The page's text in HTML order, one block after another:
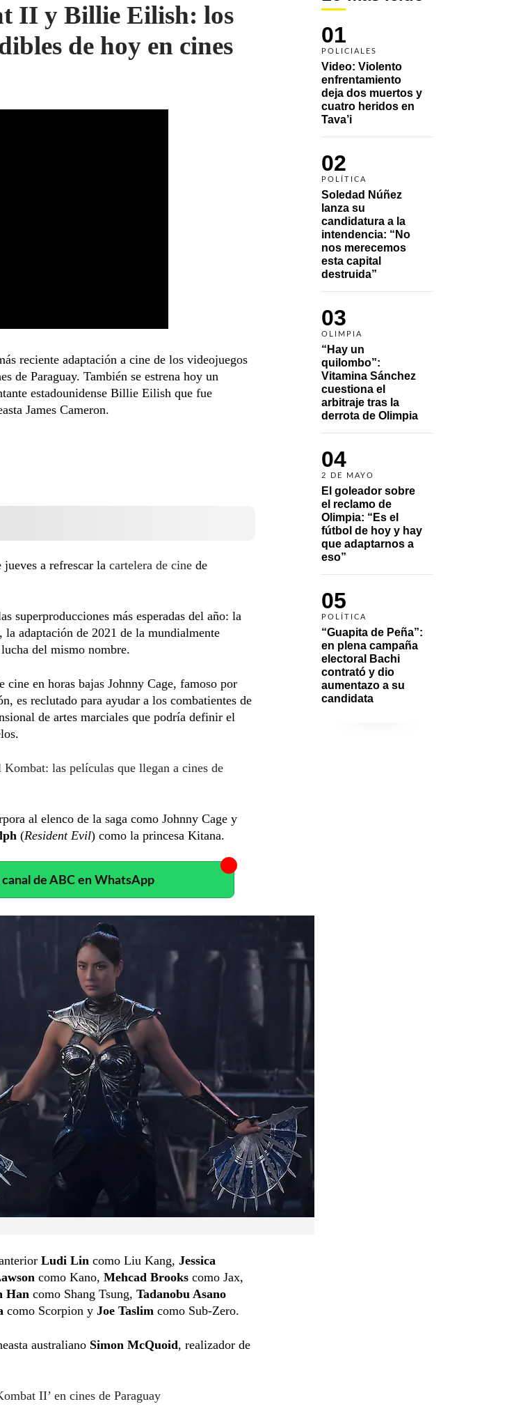
01
POLICIALES
Video: Violento
enfrentamiento
deja dos muertos y
cuatro heridos en
Tava’i
02
POLÍTICA
Soledad Núñez
lanza su
candidatura a la
intendencia: “No
nos merecemos
esta capital
destruida”
03
OLIMPIA
“Hay un
quilombo”:
Vitamina Sánchez
cuestiona el
arbitraje tras la
derrota de Olimpia
04
2 DE MAYO
El goleador sobre
el reclamo de
Olimpia: “Es el
fútbol de hoy y hay
que adaptarnos a
eso”
05
POLÍTICA
“Guapita de Peña”:
en plena campaña
electoral Bachi
contrató y dio
aumentazo a su
candidata
II y Billie Eilish: los
de hoy en cines
reciente adaptación a cine de los videojuegos
de Paraguay. También se estrena hoy un
estadounidense Billie Eilish que fue
James Cameron.
a refrescar la cartelera de cine de
superproducciones más esperadas del año: la
, la adaptación de 2021 de la mundialmente
del mismo nombre.
cine en horas bajas Johnny Cage, famoso por
es reclutado para ayudar a los combatientes de
de artes marciales que podría definir el
las películas que llegan a cines de
al elenco de la saga como Johnny Cage y
(Resident Evil) como la princesa Kitana.
de ABC en WhatsApp
Ludi Lin como Liu Kang, Jessica
como Kano, Mehcad Brooks como Jax,
Han como Shang Tsung, Tadanobu Asano
como Scorpion y Joe Taslim como Sub-Zero.
australiano Simon McQuoid, realizador de
II’ en cines de Paraguay